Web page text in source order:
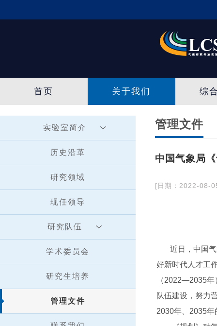
首页 关于我们 综
实验室简介
历史沿革
研究领域
现任领导
研究队伍
学术委员会
研究生培养
管理文件
管理文件
中国气象局
[日期：2022-08-
近日，中国气
好新时代人才工
（2022—2035
队伍建设，努力
2030年、2035年